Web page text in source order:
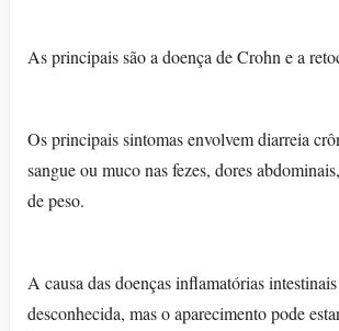
As principais são a doença de Crohn e a
Os principais sintomas envolvem diarreia
sangue ou muco nas fezes, dores
de peso.
A causa das doenças inflamatórias
desconhecida, mas o aparecimento pode